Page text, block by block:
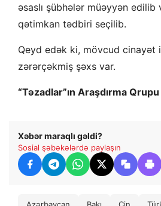
əsaslı şübhələr müəyyən edilib
qətimkan tədbiri seçilib.
Qeyd edək ki, mövcud cinayət
zərərçəkmiş şəxs var.
“Təzadlar”ın Araşdırma Qrupu
Xəbər maraqlı gəldi?
Sosial şəbəkələrdə paylaşın